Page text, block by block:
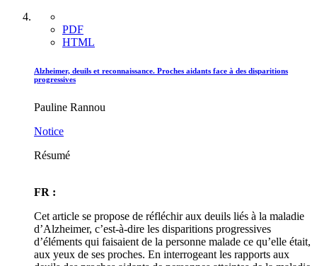
PDF
HTML
Alzheimer, deuils et reconnaissance. Proches aidants face à des disparitions
progressives
Pauline Rannou
Notice
Résumé
FR :
Cet article se propose de réfléchir aux deuils liés à la maladie
d’Alzheimer, c’est-à-dire les disparitions progressives
d’éléments qui faisaient de la personne malade ce qu’elle était,
aux yeux de ses proches. En interrogeant les rapports aux